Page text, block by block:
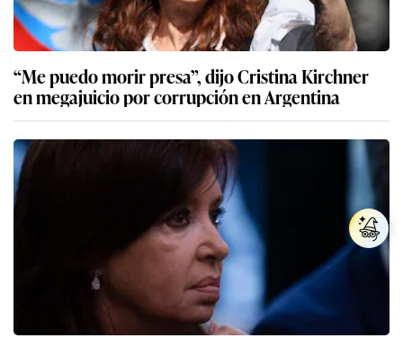
“Me puedo morir presa”, dijo Cristina Kirchner
en megajuicio por corrupción en Argentina